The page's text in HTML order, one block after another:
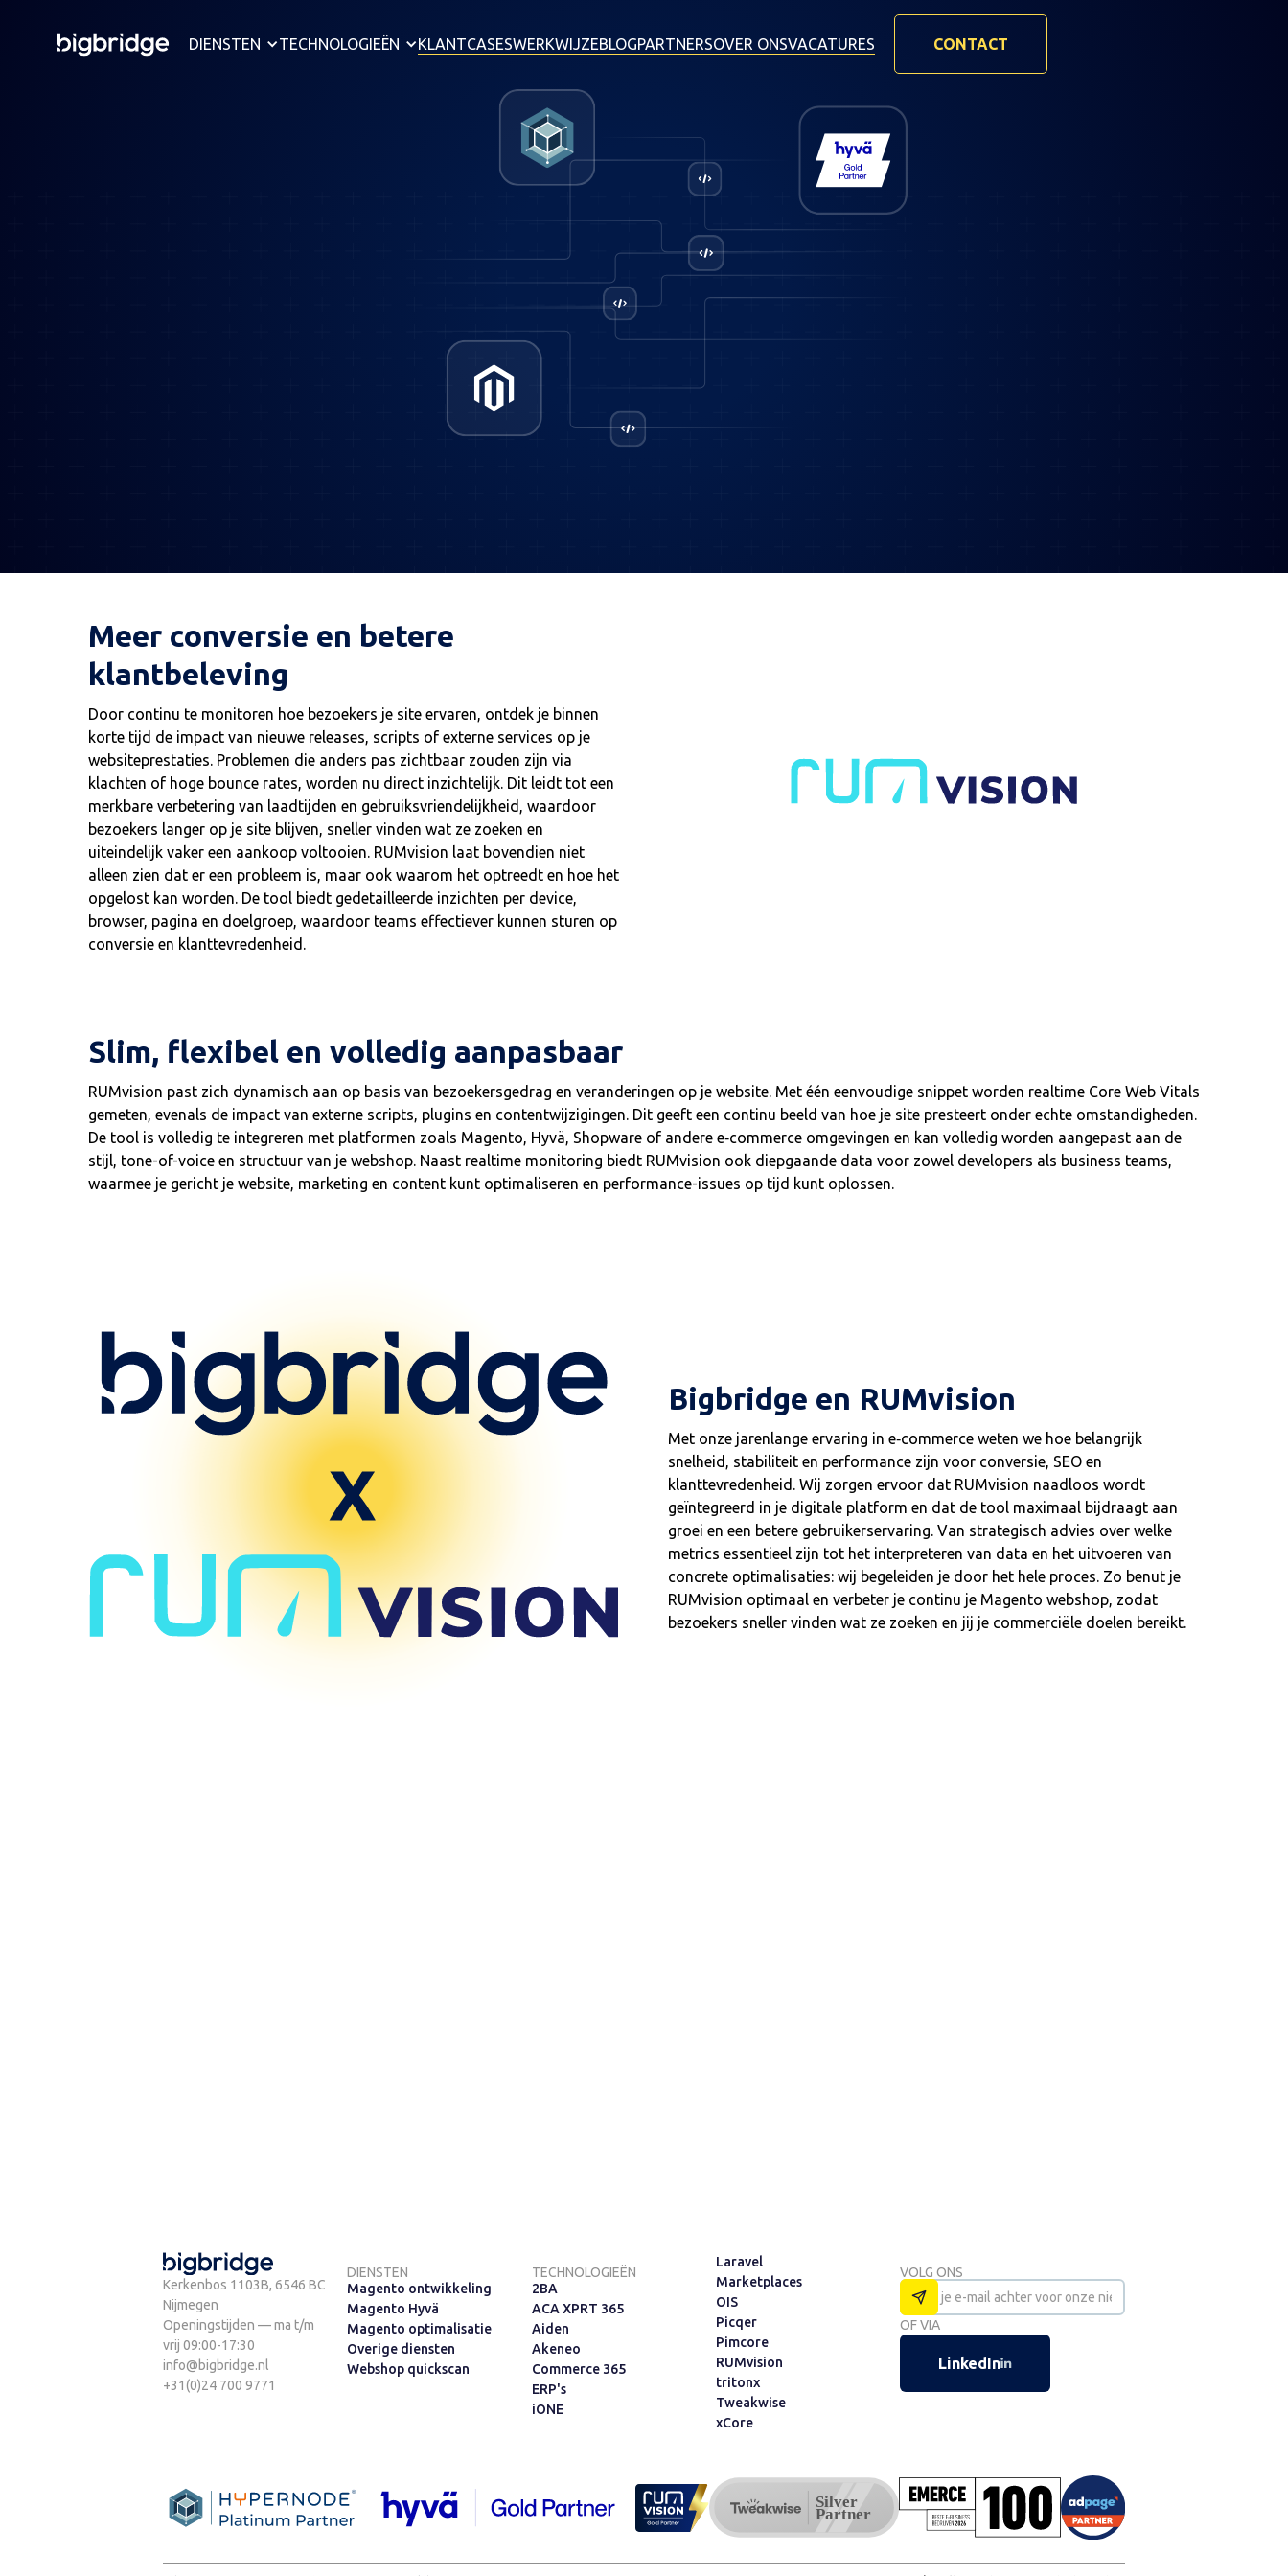
DIENSTEN TECHNOLOGIEËN KLANTCASESWERKWIJZEBLOGPARTNERSOVER ONSVACATURES CONTACT
RUMvision is een intelligente tool die realtime laat zien hoe echte bezoekers jouw site ervaren. In
plaats van verouderde labdata zoals Lighthouse of PageSpeed Insights, geeft RUMvision
continu en live inzicht in wat er echt gebeurt zodra iemand je site bezoekt. Zo weet je direct
welke onderdelen van je webshop of platform goed presteren en waar verbeteringen nodig zijn.
Meer conversie en betere
klantbeleving
Door continu te monitoren hoe bezoekers je site ervaren, ontdek je binnen
korte tijd de impact van nieuwe releases, scripts of externe services op je
websiteprestaties. Problemen die anders pas zichtbaar zouden zijn via
klachten of hoge bounce rates, worden nu direct inzichtelijk. Dit leidt tot een
merkbare verbetering van laadtijden en gebruiksvriendelijkheid, waardoor
bezoekers langer op je site blijven, sneller vinden wat ze zoeken en
uiteindelijk vaker een aankoop voltooien. RUMvision laat bovendien niet
alleen zien dat er een probleem is, maar ook waarom het optreedt en hoe het
opgelost kan worden. De tool biedt gedetailleerde inzichten per device,
browser, pagina en doelgroep, waardoor teams effectiever kunnen sturen op
conversie en klanttevredenheid.
Slim, flexibel en volledig aanpasbaar
RUMvision past zich dynamisch aan op basis van bezoekersgedrag en veranderingen op je website. Met één eenvoudige snippet worden realtime Core Web Vitals
gemeten, evenals de impact van externe scripts, plugins en contentwijzigingen. Dit geeft een continu beeld van hoe je site presteert onder echte omstandigheden.
De tool is volledig te integreren met platformen zoals Magento, Hyvä, Shopware of andere e‑commerce omgevingen en kan volledig worden aangepast aan de
stijl, tone-of-voice en structuur van je webshop. Naast realtime monitoring biedt RUMvision ook diepgaande data voor zowel developers als business teams,
waarmee je gericht je website, marketing en content kunt optimaliseren en performance-issues op tijd kunt oplossen.
Bigbridge en RUMvision
Met onze jarenlange ervaring in e‑commerce weten we hoe belangrijk
snelheid, stabiliteit en performance zijn voor conversie, SEO en
klanttevredenheid. Wij zorgen ervoor dat RUMvision naadloos wordt
geïntegreerd in je digitale platform en dat de tool maximaal bijdraagt aan
groei en een betere gebruikerservaring. Van strategisch advies over welke
metrics essentieel zijn tot het interpreteren van data en het uitvoeren van
concrete optimalisaties: wij begeleiden je door het hele proces. Zo benut je
RUMvision optimaal en verbeter je continu je Magento webshop, zodat
bezoekers sneller vinden wat ze zoeken en jij je commerciële doelen bereikt.
Kerkenbos 1103B, 6546 BC
Nijmegen
Openingstijden — ma t/m
vrij 09:00-17:30
info@bigbridge.nl
+31(0)24 700 9771
DIENSTEN
Magento ontwikkeling
Magento Hyvä
Magento optimalisatie
Overige diensten
Webshop quickscan
TECHNOLOGIEËN
2BA
ACA XPRT 365
Aiden
Akeneo
Commerce 365
ERP's
iONE
Laravel
Marketplaces
OIS
Picqer
Pimcore
RUMvision
tritonx
Tweakwise
xCore
VOLG ONS
OF VIA
LinkedIn